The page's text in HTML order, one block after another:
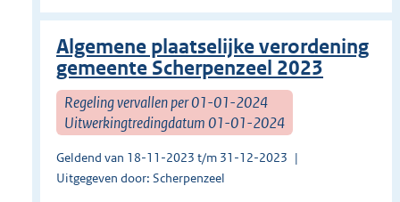
Algemene plaatselijke verordening
gemeente Scherpenzeel 2023
Regeling vervallen per 01-01-2024
Uitwerkingtredingdatum 01-01-2024
Geldend van 18-11-2023 t/m 31-12-2023
Uitgegeven door: Scherpenzeel